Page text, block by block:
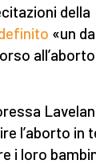
della
«un
l’aborto in
i loro